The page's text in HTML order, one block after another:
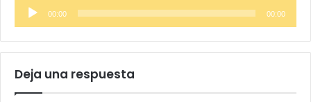
Reproductor
de
audio
00:00 00:00
Deja una respuesta